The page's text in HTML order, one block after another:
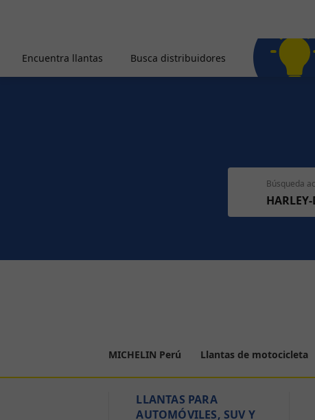
Encuentra llantas Busca distribuidores
Búsqueda
MICHELIN Perú Llantas de motocicleta
LLANTAS PARA
AUTOMÓVILES, SUV Y